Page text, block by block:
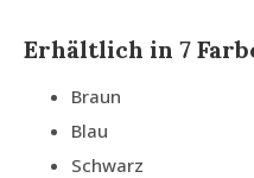
Erhältlich in 7
Braun
Blau
Schwarz